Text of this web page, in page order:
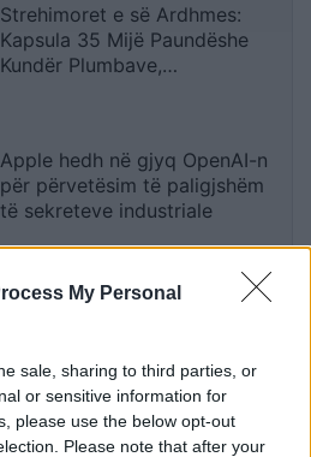
My Personal
sale, sharing to third parties, or
or sensitive information for
please use the below opt-out
Please note that after your
Strehimoret e së Ardhmes:
Kapsula 35 Mijë Paundëshe
Kundër Plumbave,
Apple hedh në gjyq OpenAI-n
për përvetësim të paligjshëm
të sekreteve industriale
Ndeshja Argjentinë–Egjipt
të papara